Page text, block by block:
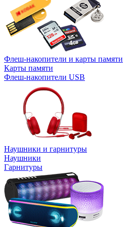
Флеш-накопители и карты памяти
Карты памяти
Флеш-накопители USB
Наушники и гарнитуры
Наушники
Гарнитуры